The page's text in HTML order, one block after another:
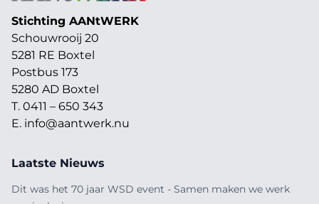
Stichting AANtWERK
Schouwrooij 20
5281 RE Boxtel
Postbus 173
5280 AD Boxtel
T. 0411 – 650 343
E. info@aantwerk.nu
Laatste Nieuws
Dit was het 70 jaar WSD event - Samen maken we werk